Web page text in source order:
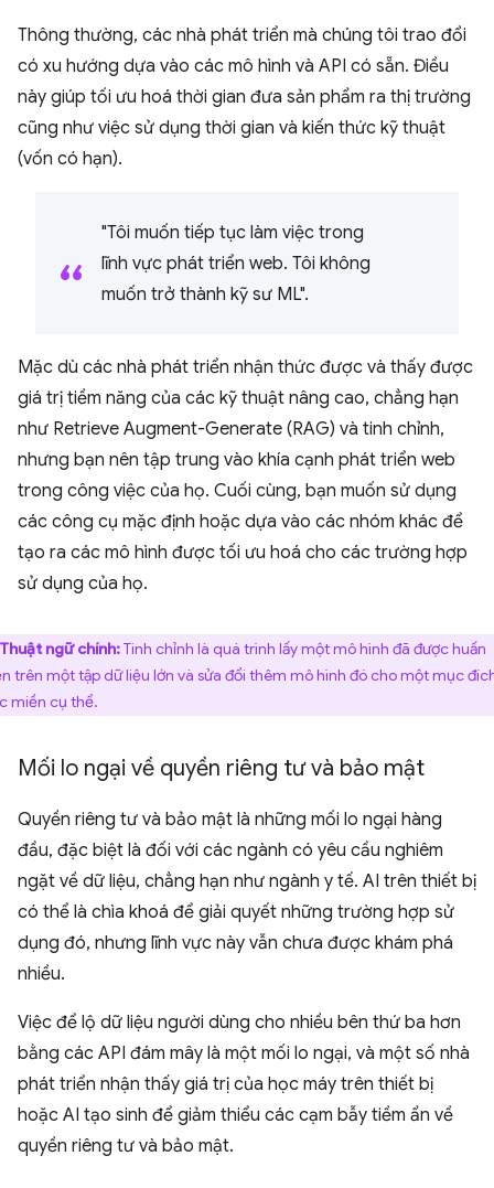
Thông thường, các nhà phát triển mà chúng tôi trao đổi
có xu hướng dựa vào các mô hình và API có sẵn. Điều
này giúp tối ưu hoá thời gian đưa sản phẩm ra thị trường
cũng như việc sử dụng thời gian và kiến thức kỹ thuật
(vốn có hạn).
"Tôi muốn tiếp tục làm việc trong
lĩnh vực phát triển web. Tôi không
muốn trở thành kỹ sư ML".
Mặc dù các nhà phát triển nhận thức được và thấy được
giá trị tiềm năng của các kỹ thuật nâng cao, chẳng hạn
như Retrieve Augment-Generate (RAG) và tinh chỉnh,
nhưng bạn nên tập trung vào khía cạnh phát triển web
trong công việc của họ. Cuối cùng, bạn muốn sử dụng
các công cụ mặc định hoặc dựa vào các nhóm khác để
tạo ra các mô hình được tối ưu hoá cho các trường hợp
sử dụng của họ.
Thuật ngữ chính:Tinh chỉnh là quá trình lấy một mô hình đã được huấn
trên một tập dữ liệu lớn và sửa đổi thêm mô hình đó cho một mục
miền cụ thể.
Mối lo ngại về quyền riêng tư và bảo mật
Quyền riêng tư và bảo mật là những mối lo ngại hàng
đầu, đặc biệt là đối với các ngành có yêu cầu nghiêm
ngặt về dữ liệu, chẳng hạn như ngành y tế. AI trên thiết bị
có thể là chìa khoá để giải quyết những trường hợp sử
dụng đó, nhưng lĩnh vực này vẫn chưa được khám phá
nhiều.
Việc để lộ dữ liệu người dùng cho nhiều bên thứ ba hơn
bằng các API đám mây là một mối lo ngại, và một số nhà
phát triển nhận thấy giá trị của học máy trên thiết bị
hoặc AI tạo sinh để giảm thiểu các cạm bẫy tiềm ẩn về
quyền riêng tư và bảo mật.